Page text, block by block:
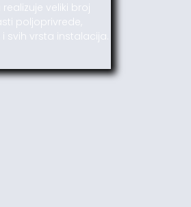
veliki broj
poljoprivrede,
svih vrsta instalacija.